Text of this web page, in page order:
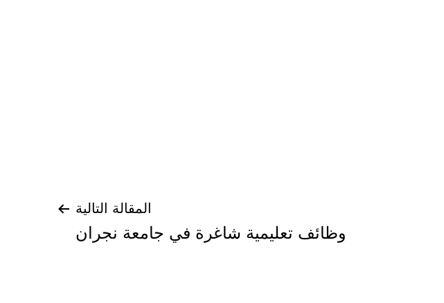
المقالة التالية
وظائف تعليمية شاغرة في جامعة نجران